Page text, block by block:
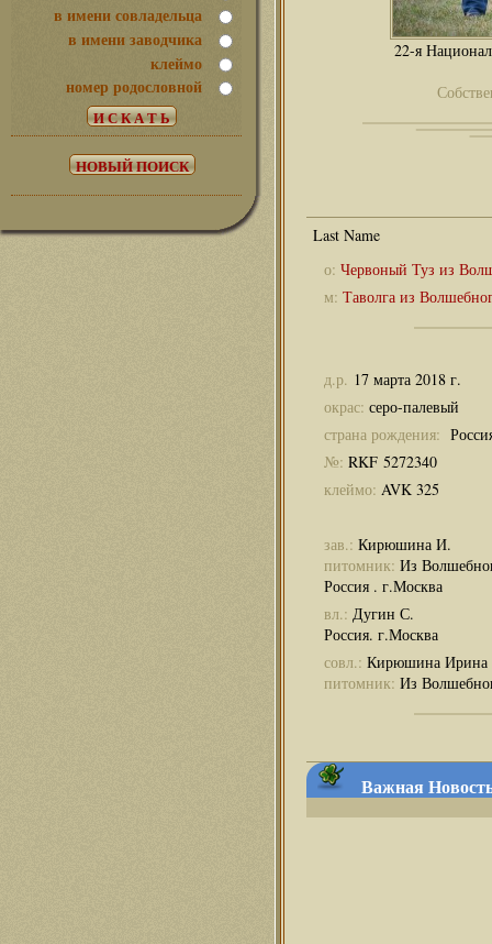
в имени совладельца
в имени заводчика
клеймо
номер родословной
22-я
о: Червоный Туз из
м: Таволга из
д.р. 17 марта 2018 г.
окрас: серо-палевый
страна рождения:
№: RKF 5272340
клеймо: AVK 325
зав.: Кирюшина И.
питомник: Из
Россия . г.Москва
вл.: Дугин С.
Россия. г.Москва
совл.: Кирюшина Ирина
питомник: Из
Важная